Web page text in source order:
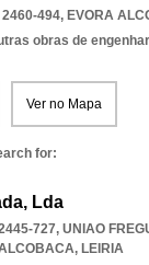
2460-494, EVORA
obras de
Ver no Mapa
for:
Lda
727, UNIAO
, LEIRIA